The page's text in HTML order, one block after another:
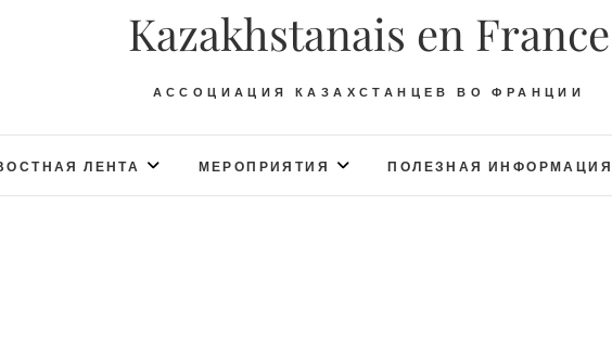
Kazakhstanais en France
АССОЦИАЦИЯ КАЗАХСТАНЦЕВ ВО ФРАНЦИИ
ЛЕНТА МЕРОПРИЯТИЯ ПОЛЕЗНАЯ ИНФОРМАЦИЯ